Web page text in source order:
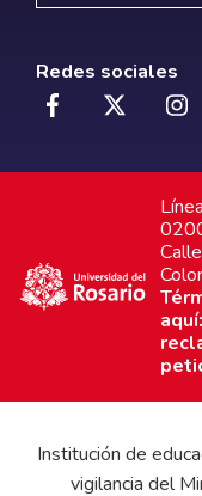
Redes sociales
Institución de
vigilancia del